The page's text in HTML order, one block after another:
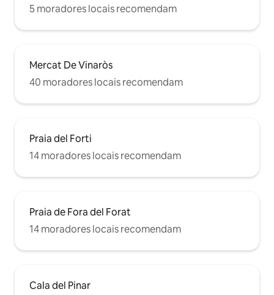
5 moradores locais recomendam
Mercat De Vinaròs
40 moradores locais recomendam
Praia del Forti
14 moradores locais recomendam
Praia de Fora del Forat
14 moradores locais recomendam
Cala del Pinar